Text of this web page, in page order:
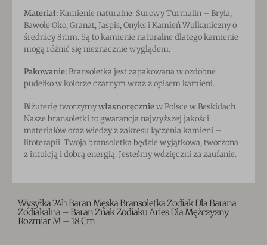
Materiał:Kamienie naturalne: Surowy Turmalin – Bryła,
Bawole Oko, Granat, Jaspis, Onyks i Kamień Wulkaniczny o
średnicy 8mm. Są to kamienie naturalne dlatego kamienie
mogą różnić się nieznacznie wyglądem.
Pakowanie:Bransoletka jest zapakowana w ozdobne
pudełko w kolorze czarnym wraz z opisem kamieni.
Biżuterię tworzymywłasnoręczniew Polsce w Beskidach.
Nasze bransoletki to gwarancja najwyższej jakości
materiałów oraz wiedzy z zakresu łączenia kamieni –
litoterapii. Twoja bransoletka będzie wyjątkowa, tworzona
z intuicją i dobrą energią. Jesteśmy wdzięczni za zaufanie.
Wysyłka 24h Baran Męska Bransoletka Zodiak Dla Barana
Zodiakalna – Baran Znak Zodiaku Aries Dla Mężczyzny
Rozmiar M – 18 Cm